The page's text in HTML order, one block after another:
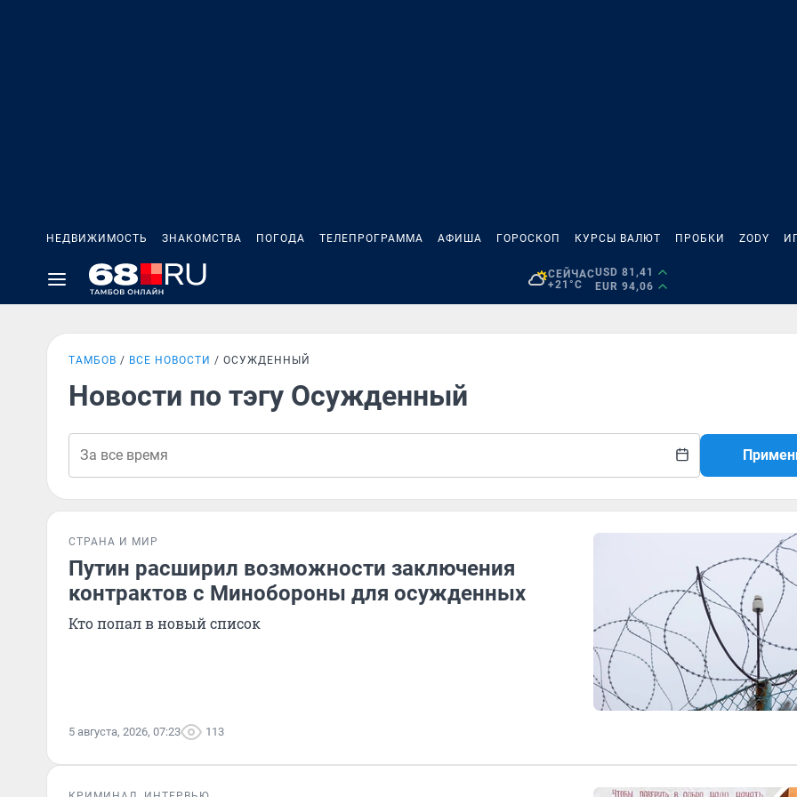
НЕДВИЖИМОСТЬ ЗНАКОМСТВА ПОГОДА ТЕЛЕПРОГРАММА АФИША ГОРОСКОП КУРСЫ ВАЛЮТ ПРОБКИ ZODY
СЕЙЧАС
+21°C
USD 81,41
EUR 94,06
ТАМБОВ ВСЕ НОВОСТИ ОСУЖДЕННЫЙ
Новости по тэгу Осужденный
СТРАНА И МИР
Путин расширил возможности заключения
контрактов с Минобороны для осужденных
Кто попал в новый список
5 августа, 2026, 07:23 113